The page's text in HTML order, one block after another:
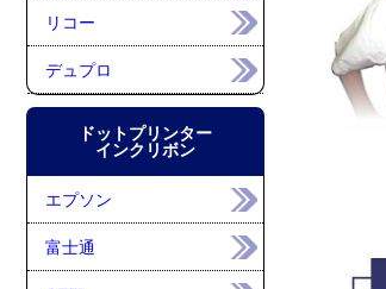
リコー
デュプロ
ドットプリンター
インクリボン
エプソン
富士通